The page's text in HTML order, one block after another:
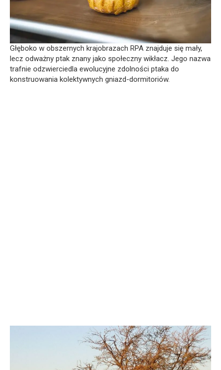
Głęboko w obszernych krajobrazach RPA znajduje się mały,
lecz odważny ptak znany jako społeczny wikłacz. Jego nazwa
trafnie odzwierciedla ewolucyjne zdolności ptaka do
konstruowania kolektywnych gniazd-dormitoriów.